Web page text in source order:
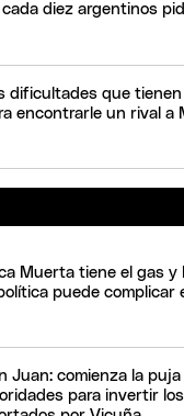
diez argentinos
dificultades que
encontrarle un rival a
Muerta tiene el gas y
puede complicar
Juan: comienza la
para invertir